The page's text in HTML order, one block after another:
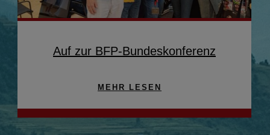
Auf zur BFP-Bundeskonferenz
MEHR LESEN